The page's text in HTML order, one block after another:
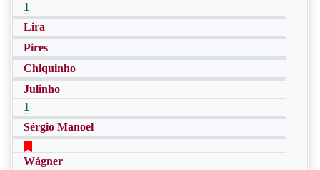
1
Lira
Pires
Chiquinho
Julinho
1
Sérgio Manoel
Wágner